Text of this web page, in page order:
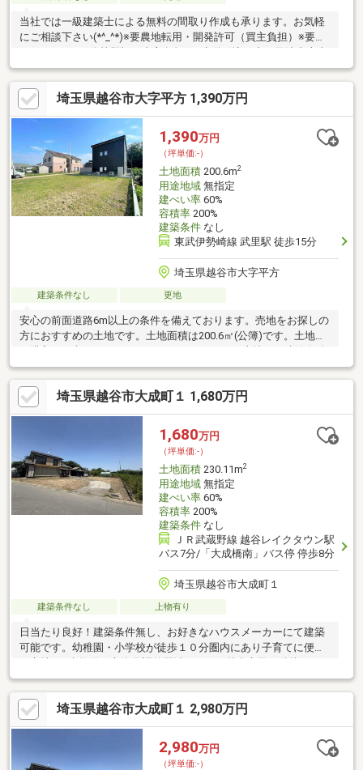
当社では一級建築士による無料の間取り作成も承ります。お気軽
にご相談下さい(*^_^*)※要農地転用・開発許可（買主負担）※要セ
主指定※分筆前につき面積が増減する場合があります。※電柱が敷
地内に埋設される場合があります。※③区画：土地/274.58㎡（路
地状部分36.22％含む）※④区画・土地/275.85㎡（路地状部分
36.51％含む）
埼玉県越谷市大字平方 1,390万円
1,390万円
（坪単価:-）
土地面積200.6m2
用途地域無指定
建ぺい率60%
容積率200%
建築条件なし
東武伊勢崎線 武里駅 徒歩15分
埼玉県越谷市大字平方
建築条件なし 更地
安心の前面道路6m以上の条件を備えております。売地をお探しの
方におすすめの土地です。土地面積は200.6㎡(公簿)です。土地の
ご購入をお考えなら、ぜひこちらの1390万円の土地を。建築条件
無しなので好きな建築業者に依頼することができます。駅まで徒
歩15分でアクセス可能です。
埼玉県越谷市大成町１ 1,680万円
1,680万円
（坪単価:-）
土地面積230.11m2
用途地域無指定
建ぺい率60%
容積率200%
建築条件なし
ＪＲ武蔵野線 越谷レイクタウン駅
バス7分/「大成橋南」バス停 停歩8分
埼玉県越谷市大成町１
建築条件なし 上物有り
日当たり良好！建築条件無し、お好きなハウスメーカーにて建築
可能です。幼稚園・小学校が徒歩１０分圏内にあり子育てに便利
な立地！※本物件は市街化調整区域につき、越谷市及び隣接する
吉川市、草加市、春日部市、松伏町、さいたま市、川口市の市街
化調整区域に２０年以上居住する３親等以内の親族を有する方は
専用住宅の建築が可能です。詳しくはご相談ください。隣接する
Ａ区画（２５０㎡）も販売中です。ぜひお気軽にお問い合わせく
埼玉県越谷市大成町１ 2,980万円
2,980万円
（坪単価:-）